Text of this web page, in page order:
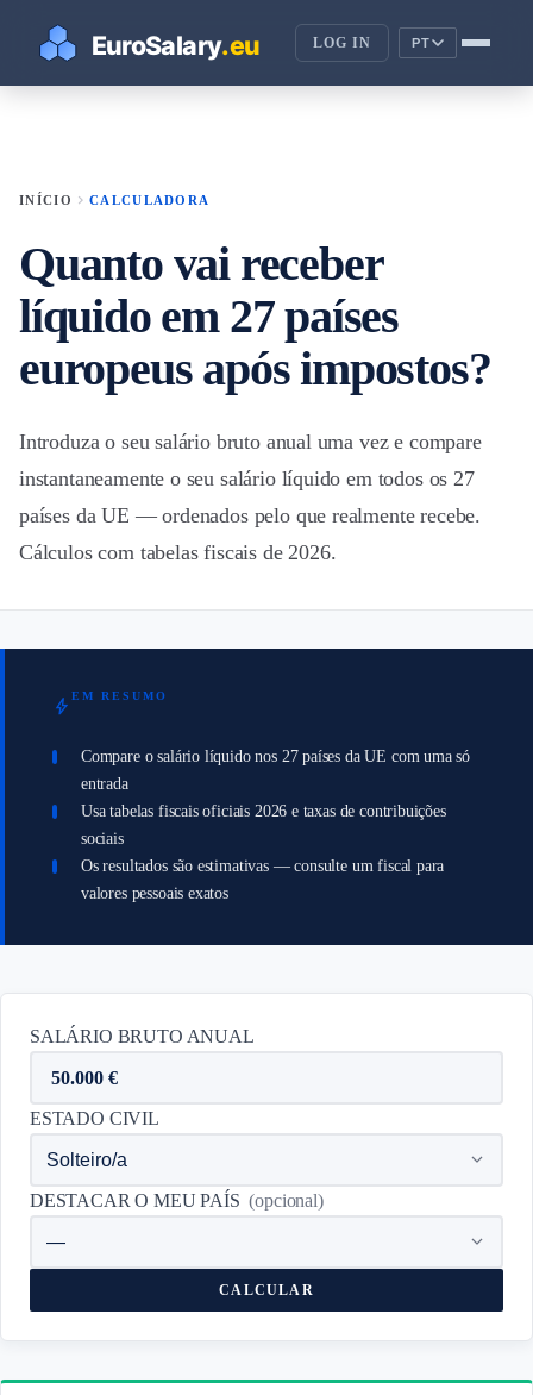
LOG IN PT
INÍCIO chevron_right CALCULADORA
Quanto vai receber
líquido em 27 países
europeus após impostos?
Introduza o seu salário bruto anual uma vez e compare
instantaneamente o seu salário líquido em todos os 27
países da UE — ordenados pelo que realmente recebe.
Cálculos com tabelas fiscais de 2026.
bolt EM RESUMO
Compare o salário líquido nos 27 países da UE com uma só
entrada
Usa tabelas fiscais oficiais 2026 e taxas de contribuições
sociais
Os resultados são estimativas — consulte um fiscal para
valores pessoais exatos
SALÁRIO BRUTO ANUAL
ESTADO CIVIL
DESTACAR O MEU PAÍS (opcional)
CALCULAR